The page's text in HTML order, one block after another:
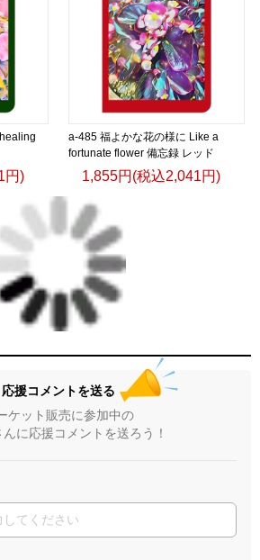
円)
a-485 福よかな花の様に Like a
fortunate flower 備忘録 レッド
1,855円(税込2,041円)
応援コメントを送る
ケット販売に参加中の
に応援コメントを送ろう！